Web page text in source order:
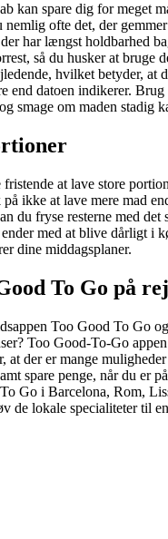
kan spare dig for meget
nemlig ofte det, der
har længst holdbarhed
så du husker at bruge
hvilket betyder, at
end datoen indikerer. Brug
smage om maden stadig
at lave store
ikke at lave mere mad
du fryse resterne med det
med at blive dårligt i
dine middagsplaner.
To Go på
Too Good To Go
Too Good-To-Go
at der er mange
spare penge, når du er
Go i Barcelona, Rom,
de lokale specialiteter til